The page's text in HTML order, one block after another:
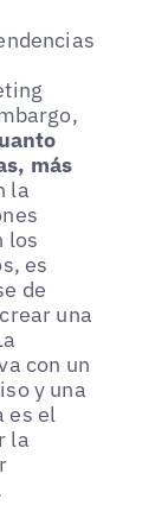
más
la
los
es
de
una
con un
y una
es el
la